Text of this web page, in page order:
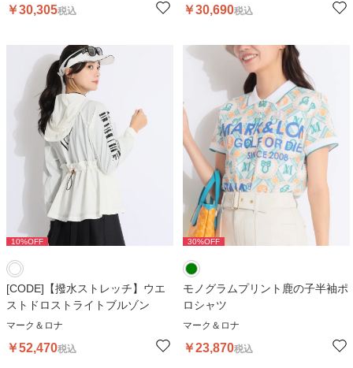
￥30,305税込 ￥30,690税込
10%OFF
[CODE]【撥水ストレッチ】ウエ
ストドロストライトブルゾン
マーク＆ロナ
￥52,470税込
30%OFF
モノグラムプリント鹿の子半袖ポ
ロシャツ
マーク＆ロナ
￥23,870税込